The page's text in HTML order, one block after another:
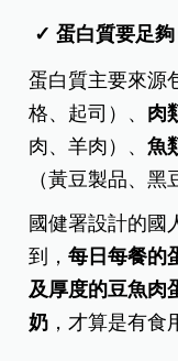
✓ 蛋白質要足夠
蛋白質主要來源
格、起司）、 肉
肉、羊肉）、魚
（黃豆製品、
國健署設計的國
到，每日每餐的
及厚度的豆魚肉
奶 ，才算是有食